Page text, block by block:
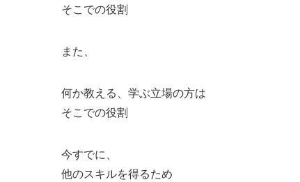
そこでの役割
また、
何か教える、学ぶ立場の方は
そこでの役割
今すでに、
他のスキルを得るため